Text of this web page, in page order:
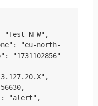
"Test-NFW",
"eu-north-1a",
"1731102856",
"alert",